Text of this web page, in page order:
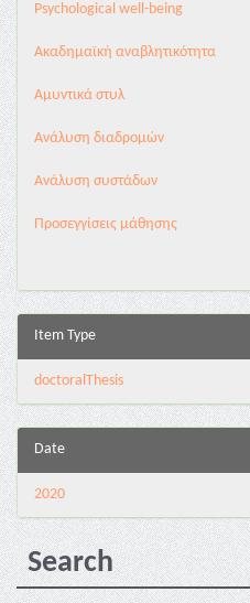
Psychological well-being
Ακαδημαϊκή αναβλητικότητα
Αμυντικά στυλ
Ανάλυση διαδρομών
Ανάλυση συστάδων
Προσεγγίσεις μάθησης
Item Type
doctoralThesis
Date
2020
Search